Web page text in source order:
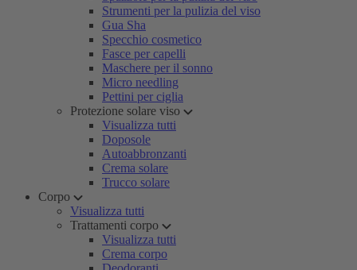
Strumenti per la pulizia del viso
Gua Sha
Specchio cosmetico
Fasce per capelli
Maschere per il sonno
Micro needling
Pettini per ciglia
Protezione solare viso
Visualizza tutti
Doposole
Autoabbronzanti
Crema solare
Trucco solare
Corpo
Visualizza tutti
Trattamenti corpo
Visualizza tutti
Crema corpo